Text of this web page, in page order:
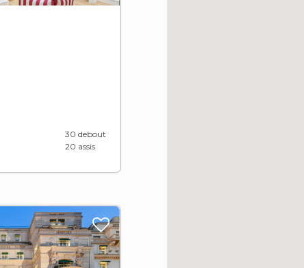
30 debout
20 assis